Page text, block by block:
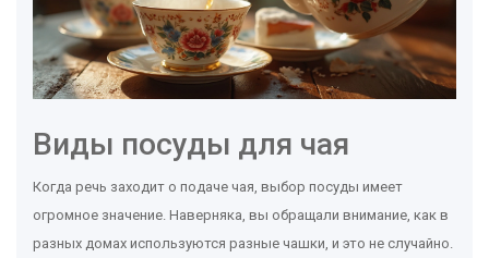
Виды посуды для чая
Когда речь заходит о подаче чая, выбор посуды имеет
огромное значение. Наверняка, вы обращали внимание, как в
разных домах используются разные чашки, и это не случайно.